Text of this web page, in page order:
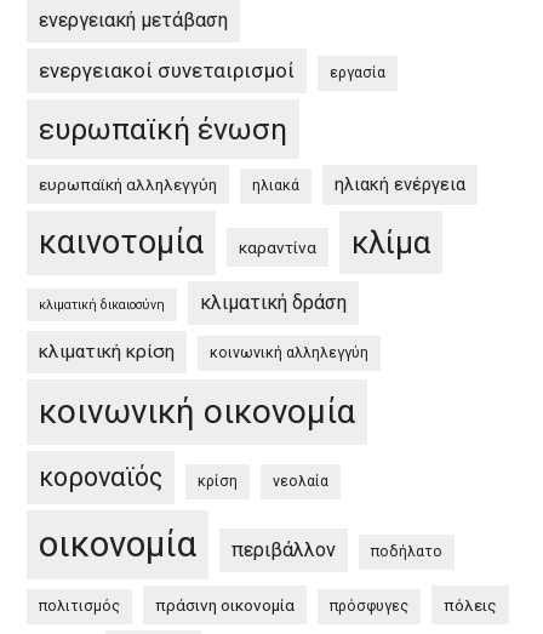
Green
ενεργειακή μετάβαση
ενεργειακοί συνεταιρισμοί εργασία
ευρωπαϊκή ένωση
ευρωπαϊκή αλληλεγγύη ηλιακά ηλιακή ενέργεια
καινοτομία καραντίνα κλίμα
κλιματική δικαιοσύνη κλιματική δράση
κλιματική κρίση κοινωνική αλληλεγγύη
κοινωνική οικονομία
κοροναϊός κρίση νεολαία
οικονομία περιβάλλον ποδήλατο
πολιτισμός πράσινη οικονομία πρόσφυγες πόλεις